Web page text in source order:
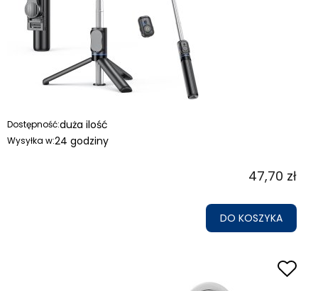
Dostępność:duża ilość
Wysyłka w:24 godziny
47,70 zł
DO KOSZYKA